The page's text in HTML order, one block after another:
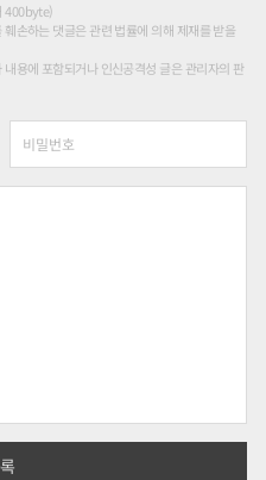
400byte)
손하는 댓글은 관련 법률에 의해 제재를 받을
용에 포함되거나 인신공격성 글은 관리자의 판